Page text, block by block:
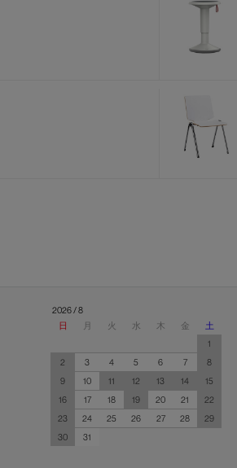
2026 / 8
日
月 火 水 木 金
土
1
2
3 4 5 6 7
8
9
10 11 12 13 14
15
16
17 18 19 20 21
22
23
24 25 26 27 28
29
30
31